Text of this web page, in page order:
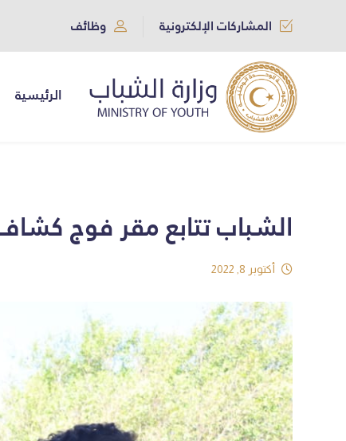
المشاركات الإلكترونية وظائف
الرئيسية
الشباب تتابع مقر فوج كشاف
أكتوبر 8, 2022